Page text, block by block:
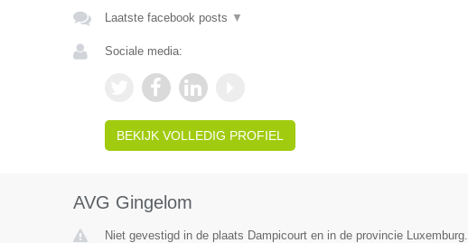
Laatste facebook posts ▼
Sociale media:
BEKIJK VOLLEDIG PROFIEL
AVG Gingelom
Niet gevestigd in de plaats Dampicourt en in de provincie Luxemburg.